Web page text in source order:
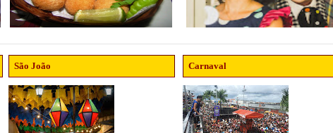
São João Carnaval